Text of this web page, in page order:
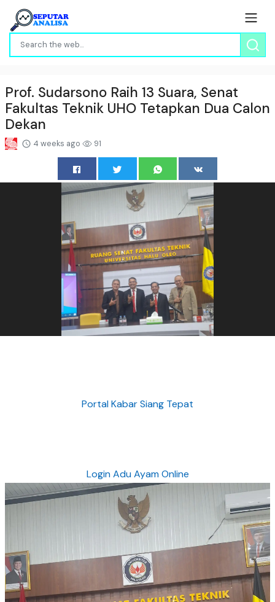
Prof. Sudarsono Raih 13 Suara, Senat
Fakultas Teknik UHO Tetapkan Dua Calon
Dekan
4 weeks ago 91
Portal Kabar Siang Tepat
Login Adu Ayam Online